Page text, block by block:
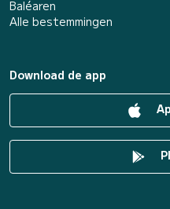
Baléaren
Alle bestemmingen
Download de app